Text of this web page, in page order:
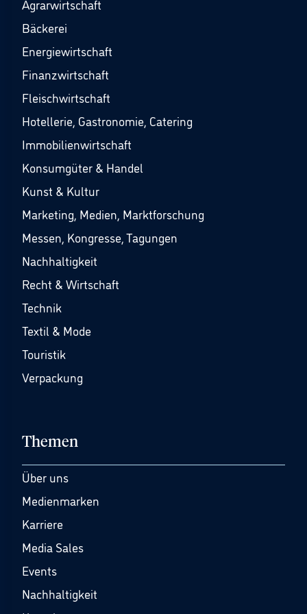
Agrarwirtschaft
Bäckerei
Energiewirtschaft
Finanzwirtschaft
Fleischwirtschaft
Hotellerie, Gastronomie, Catering
Immobilienwirtschaft
Konsumgüter & Handel
Kunst & Kultur
Marketing, Medien, Marktforschung
Messen, Kongresse, Tagungen
Nachhaltigkeit
Recht & Wirtschaft
Technik
Textil & Mode
Touristik
Verpackung
Themen
Über uns
Medienmarken
Karriere
Media Sales
Events
Nachhaltigkeit